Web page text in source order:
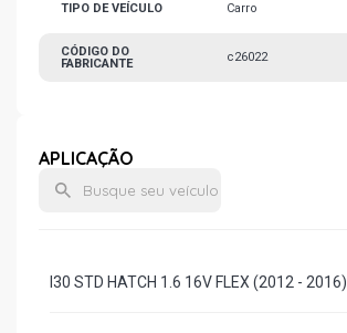
TIPO DE VEÍCULO Carro
CÓDIGO DO
FABRICANTE
c26022
APLICAÇÃO
I30 STD HATCH 1.6 16V FLEX (2012 - 2016)